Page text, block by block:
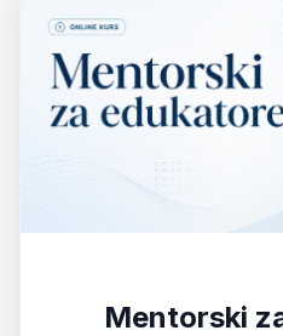
Mentorski